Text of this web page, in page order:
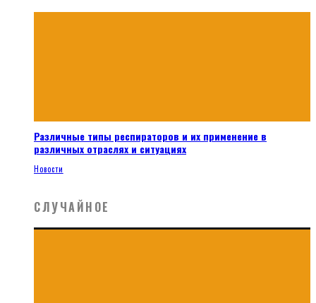
Различные типы респираторов и их применение в
различных отраслях и ситуациях
Новости
СЛУЧАЙНОЕ